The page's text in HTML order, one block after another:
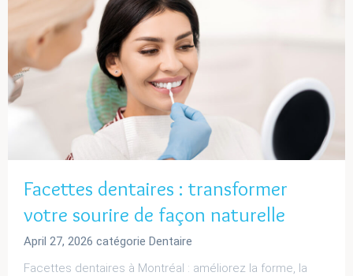
Facettes dentaires : transformer
votre sourire de façon naturelle
April 27, 2026 catégorie Dentaire
Facettes dentaires à Montréal : améliorez la forme, la